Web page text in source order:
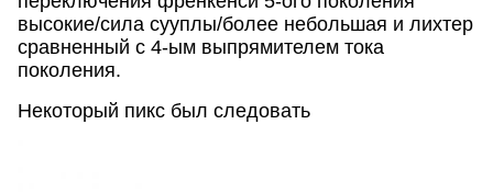
высокие/сила сууплы/более небольшая и лихтер
сравненный с 4-ым выпрямителем тока
поколения.
Некоторый пикс был следовать